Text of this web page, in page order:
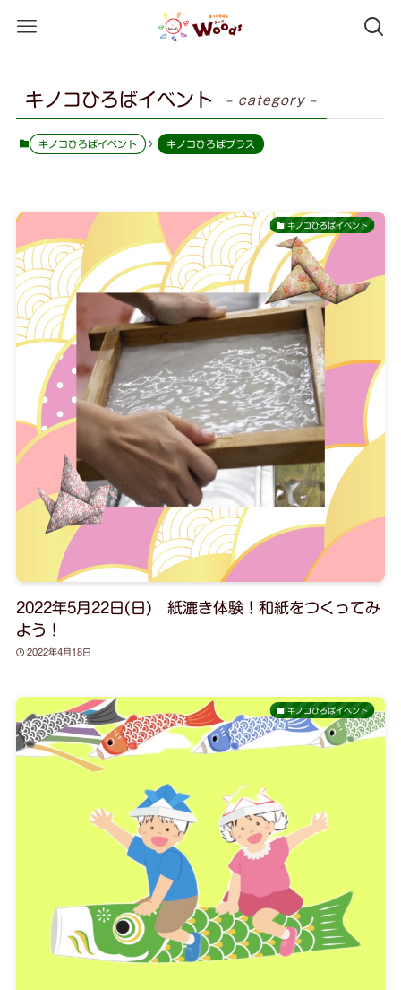
キノコひろばイベント – category –
キノコひろばイベント キノコひろばプラス
キノコひろばイベント
2022年5月22日(日) 紙漉き体験！和紙をつくってみ
よう！
2022年4月18日
キノコひろばイベント